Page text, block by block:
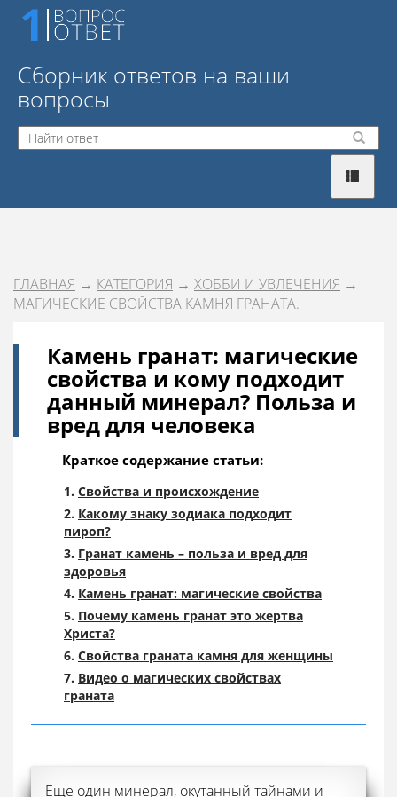
Сборник ответов на ваши
вопросы
ГЛАВНАЯ → КАТЕГОРИЯ → ХОББИ И УВЛЕЧЕНИЯ →
МАГИЧЕСКИЕ СВОЙСТВА КАМНЯ ГРАНАТА.
Камень гранат: магические
свойства и кому подходит
данный минерал? Польза и
вред для человека
Краткое содержание статьи:
Свойства и происхождение
Какому знаку зодиака подходит
пироп?
Гранат камень – польза и вред для
здоровья
Камень гранат: магические свойства
Почему камень гранат это жертва
Христа?
Свойства граната камня для женщины
Видео о магических свойствах
граната
Еще один минерал, окутанный тайнами и